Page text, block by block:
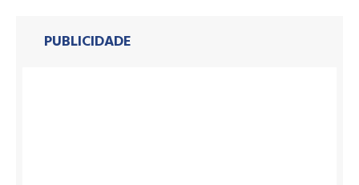
PUBLICIDADE